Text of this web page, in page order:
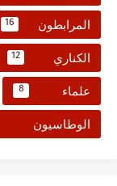
المرابطون 16
الكناري 12
علماء 8
الوطاسيون